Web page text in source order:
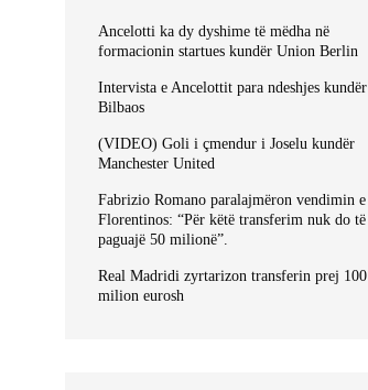
Ancelotti ka dy dyshime të mëdha në
formacionin startues kundër Union Berlin
Intervista e Ancelottit para ndeshjes kundër
Bilbaos
(VIDEO) Goli i çmendur i Joselu kundër
Manchester United
Fabrizio Romano paralajmëron vendimin e
Florentinos: “Për këtë transferim nuk do të
paguajë 50 milionë”.
Real Madridi zyrtarizon transferin prej 100
milion eurosh